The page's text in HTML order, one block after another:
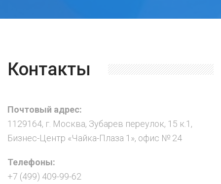
Контакты
Почтовый адрес:
1129164, г. Москва, Зубарев переулок, 15 к.1,
Бизнес-Центр «Чайка-Плаза 1», офис № 24
Телефоны:
+7 (499) 409-99-62